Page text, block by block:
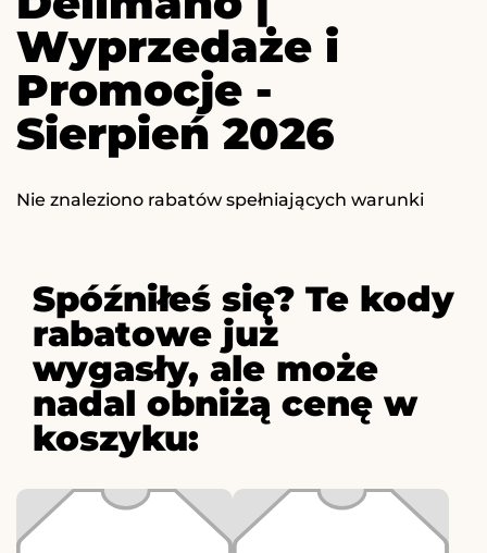
Wyprzedaże i
Promocje -
Sierpień 2026
Nie znaleziono rabatów spełniających warunki
Spóźniłeś się? Te kody
rabatowe już
wygasły, ale może
nadal obniżą cenę w
koszyku: